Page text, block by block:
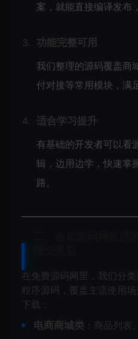
案，就能直接编译发布
功能完整可用
我们整理的源码覆盖商
付对接等常用模块，满
适合学习提升
有基础的开发者可以看
辑，边用边学，快速掌
路。
在免费源码网里，我们分
程序源码，覆盖主流使用
下载：
电商商城类 ：商品列表